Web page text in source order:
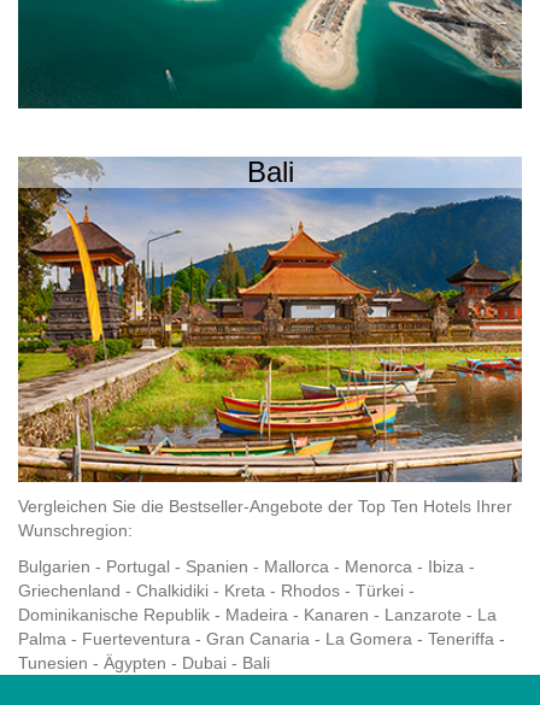
Bali
Vergleichen Sie die Bestseller-Angebote der Top Ten Hotels Ihrer
Wunschregion:
Bulgarien - Portugal - Spanien - Mallorca - Menorca - Ibiza -
Griechenland - Chalkidiki - Kreta - Rhodos - Türkei -
Dominikanische Republik - Madeira - Kanaren - Lanzarote - La
Palma - Fuerteventura - Gran Canaria - La Gomera - Teneriffa -
Tunesien - Ägypten - Dubai - Bali